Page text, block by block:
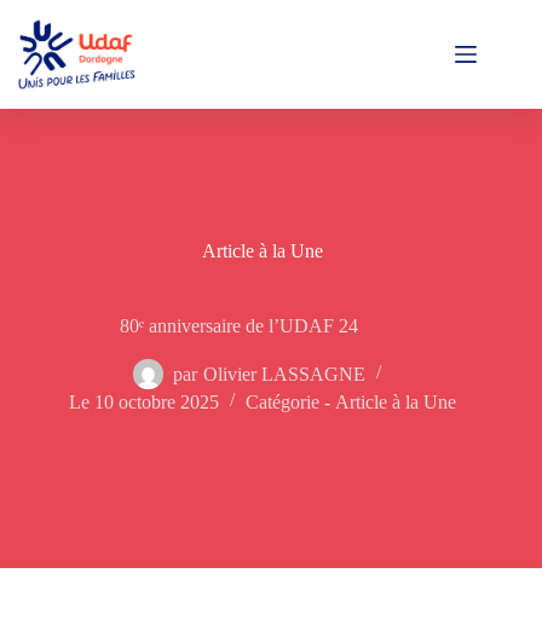
contenu
Article à la Une
80ᵉ anniversaire de l’UDAF 24
par Olivier LASSAGNE
Le 10 octobre 2025 Catégorie - Article à la Une